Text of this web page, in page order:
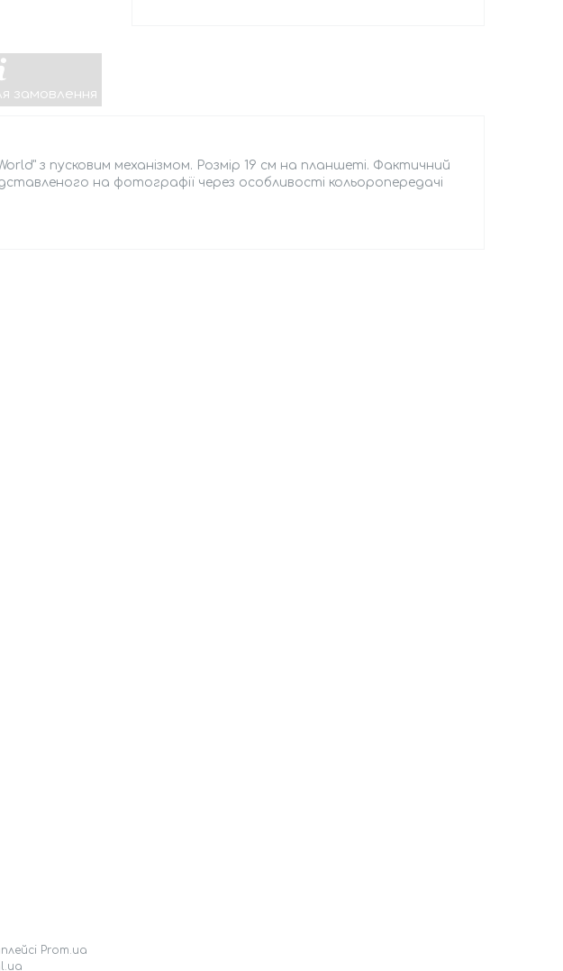
замовлення
з пусковим механізмом. Розмір 19 см на планшеті. Фактичний
на фотографії через особливості кольоропередачі
Prom.ua